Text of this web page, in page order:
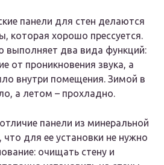
панели для стен делаются
которая хорошо прессуется.
выполняет два вида функций:
от проникновения звука, а
внутри помещения. Зимой в
а летом – прохладно.
панели из минеральной
для ее установки не нужно
очищать стену и